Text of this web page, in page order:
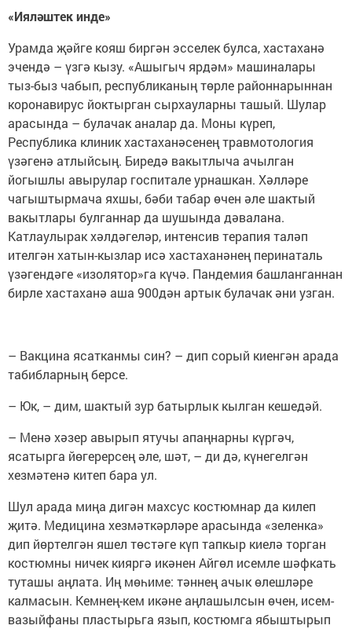
«Ияләштек инде»
Урамда җәйге кояш биргән эсселек булса, хастаханә
эчендә – үзгә кызу. «Ашыгыч ярдәм» машиналары
тыз-быз чабып, республиканың төрле районнарыннан
коронавирус йоктырган сырхауларны ташый. Шулар
арасында – булачак аналар да. Моны күреп,
Республика клиник хастаханәсенең травмотология
үзәгенә атлыйсың. Биредә вакытлыча ачылган
йогышлы авырулар госпитале урнашкан. Хәлләре
чагыштырмача яхшы, бәби табар өчен әле шактый
вакытлары булганнар да шушында дәвалана.
Катлаулырак хәлдәгеләр, интенсив терапия таләп
ителгән хатын-кызлар исә хастаханәнең перинаталь
үзәгендәге «изолятор»га күчә. Пандемия башланганнан
бирле хастаханә аша 900дән артык булачак әни узган.
– Вакцина ясатканмы син? – дип сорый киенгән арада
табибларның берсе.
– Юк, – дим, шактый зур батырлык кылган кешедәй.
– Менә хәзер авырып ятучы апаңнарны күргәч,
ясатырга йөгерерсең әле, шәт, – ди дә, күнегелгән
хезмәтенә китеп бара ул.
Шул арада миңа дигән махсус костюмнар да килеп
җитә. Медицина хезмәткәрләре арасында «зеленка»
дип йөртелгән яшел төстәге күп тапкыр киелә торган
костюмны ничек кияргә икәнен Айгөл исемле шәфкать
туташы аңлата. Иң мөһиме: тәннең ачык өлешләре
калмасын. Кемнең-кем икәне аңлашылсын өчен, исем-
вазыйфаны пластырьга язып, костюмга ябыштырып